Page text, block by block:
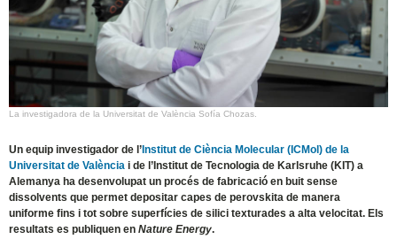
La investigadora de la Universitat de València Sofía Chozas.
Un equip investigador de l’ Institut de Ciència Molecular (ICMol) de la
Universitat de València i de l’Institut de Tecnologia de Karlsruhe (KIT) a
Alemanya ha desenvolupat un procés de fabricació en buit sense
dissolvents que permet depositar capes de perovskita de manera
uniforme fins i tot sobre superfícies de silici texturades a alta velocitat. Els
resultats es publiquen enNature Energy.